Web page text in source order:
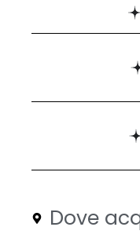
Dove